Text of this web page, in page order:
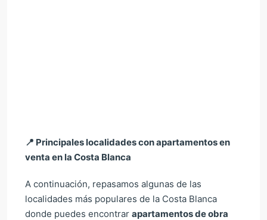
📍 Principales localidades con apartamentos en
venta en la Costa Blanca
A continuación, repasamos algunas de las
localidades más populares de la Costa Blanca
donde puedes encontrar apartamentos de obra